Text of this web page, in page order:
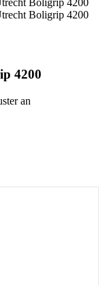
4200
an